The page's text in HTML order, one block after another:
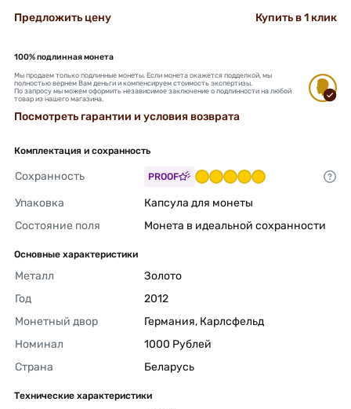
Предложить цену Купить в 1 клик
100% подлинная монета
Мы продаем только подлинные монеты. Если монета окажется подделкой, мы
полностью вернем Вам деньги и компенсируем стоимость экспертизы.
По запросу мы можем оформить независимое заключение о подлинности на любой
товар из нашего магазина.
Посмотреть гарантии и условия возврата
Комплектация и сохранность
Сохранность PROOF
Упаковка
Капсула для монеты
Состояние поля
Монета в идеальной сохранности
Основные характеристики
Металл
Золото
Год
2012
Монетный двор
Германия, Карлсфельд
Номинал
1000 Рублей
Страна
Беларусь
Технические характеристики